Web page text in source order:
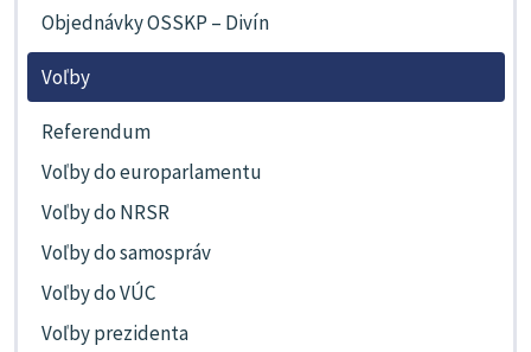
Objednávky OSSKP – Divín
Voľby
Referendum
Voľby do europarlamentu
Voľby do NRSR
Voľby do samospráv
Voľby do VÚC
Voľby prezidenta